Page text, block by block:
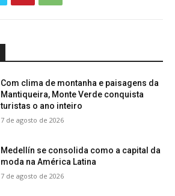
Com clima de montanha e paisagens da
Mantiqueira, Monte Verde conquista
turistas o ano inteiro
7 de agosto de 2026
Medellín se consolida como a capital da
moda na América Latina
7 de agosto de 2026